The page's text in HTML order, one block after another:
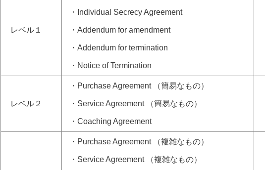
レベル１
・Individual Secrecy Agreement
・Addendum for amendment
・Addendum for termination
・Notice of Termination
レベル２
・Purchase Agreement（簡易なもの）
・Service Agreement （簡易なもの）
・Coaching Agreement
・Purchase Agreement（複雑なもの）
・Service Agreement （複雑なもの）